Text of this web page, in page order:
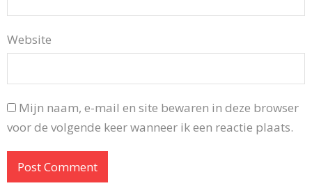
Website
Mijn naam, e-mail en site bewaren in deze browser
voor de volgende keer wanneer ik een reactie plaats.